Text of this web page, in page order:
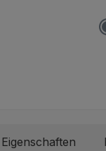
Eigenschaften